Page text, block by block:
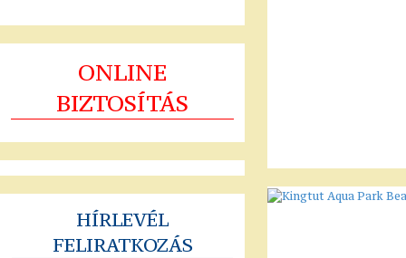
ONLINE
BIZTOSÍTÁS
HÍRLEVÉL
FELIRATKOZÁS